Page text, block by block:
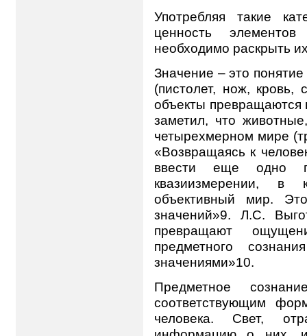
Употребляя такие
ценность элементов
необходимо раскрыть
Значение – это
(пистолет, нож, кровь,
объекты
заметил, что
четырехмерном мире
«Возвращаясь к
ввести еще одно
квазиизмерении, в
объективный мир.
значений»9. Л.С.
превращают
предметного
значениями»10.
Предметное
соответствующим
человека. Свет,